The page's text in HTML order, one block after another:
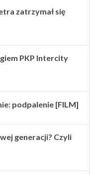
zatrzymał się
PKP Intercity
podpalenie [FILM]
generacji? Czyli